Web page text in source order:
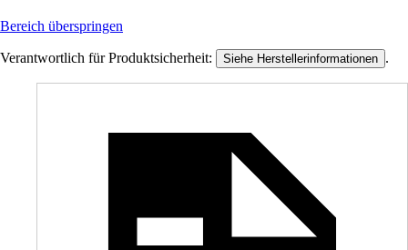
Bereich überspringen
Verantwortlich für Produktsicherheit: Siehe Herstellerinformationen .